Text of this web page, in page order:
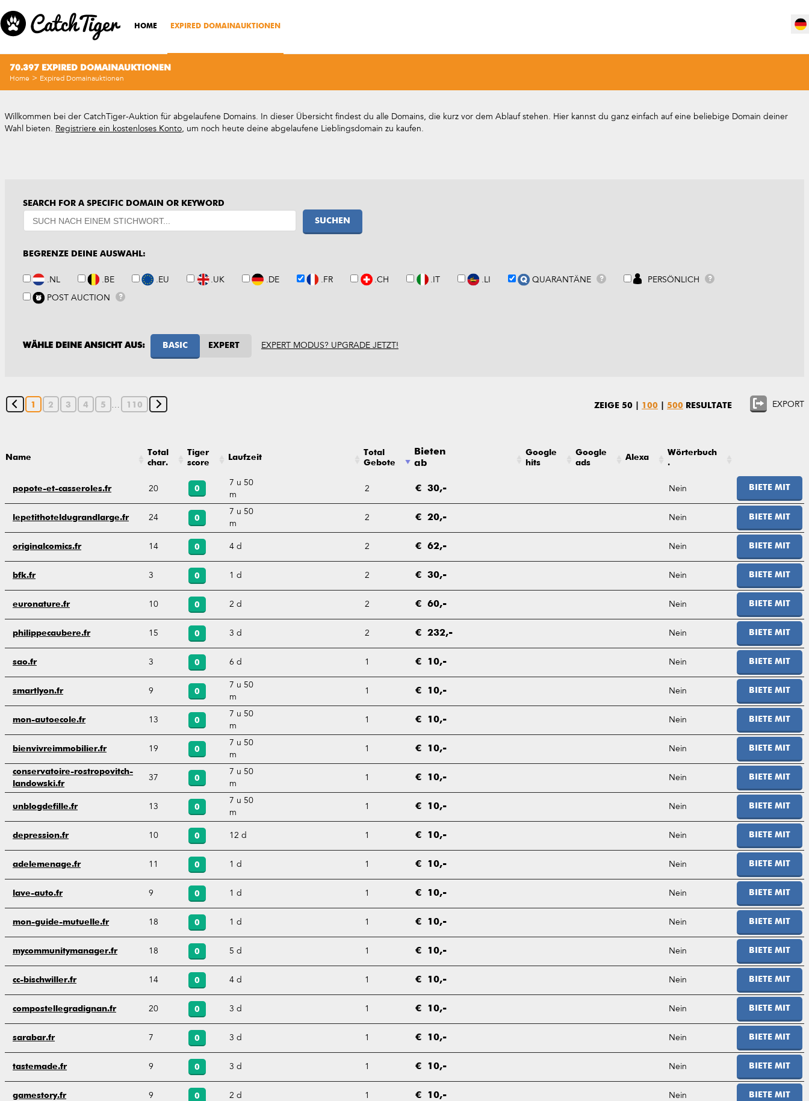
HOME EXPIRED DOMAINAUKTIONEN
70.397 EXPIRED DOMAINAUKTIONEN
Home > Expired Domainauktionen
Willkommen bei der CatchTiger-Auktion für abgelaufene Domains. In dieser Übersicht findest du alle Domains, die kurz vor dem Ablauf stehen. Hier kannst du ganz einfach auf eine beliebige Domain deiner
Wahl bieten. Registriere ein kostenloses Konto, um noch heute deine abgelaufene Lieblingsdomain zu kaufen.
SEARCH FOR A SPECIFIC DOMAIN OR KEYWORD
SUCHEN
BEGRENZE DEINE AUSWAHL:
.NL .BE .EU .UK .DE .FR .CH .IT .LI QUARANTÄNE ? PERSÖNLICH ?
POST AUCTION ?
WÄHLE DEINE ANSICHT AUS: BASIC EXPERT EXPERT MODUS? UPGRADE JETZT!
EXPORT
1 2 3 4 5 … 110 ZEIGE 50 100 500 RESULTATE
Name
Total
char.
Tiger
score
Laufzeit
Total
Gebote
Bieten
ab
Google
hits
Google
ads
Alexa
Wörterbuch
.
popote-et-casseroles.fr 20 0
7 u 50
m
2 € 30,- Nein BIETE MIT
lepetithoteldugrandlarge.fr 24 0
7 u 50
m
2 € 20,- Nein BIETE MIT
originalcomics.fr 14 0 4 d 2 € 62,- Nein BIETE MIT
bfk.fr 3 0 1 d 2 € 30,- Nein BIETE MIT
euronature.fr 10 0 2 d 2 € 60,- Nein BIETE MIT
philippecaubere.fr 15 0 3 d 2 € 232,- Nein BIETE MIT
sao.fr 3 0 6 d 1 € 10,- Nein BIETE MIT
smartlyon.fr 9 0
7 u 50
m
1 € 10,- Nein BIETE MIT
mon-autoecole.fr 13 0
7 u 50
m
1 € 10,- Nein BIETE MIT
bienvivreimmobilier.fr 19 0
7 u 50
m
1 € 10,- Nein BIETE MIT
conservatoire-rostropovitch-
landowski.fr
37 0
7 u 50
m
1 € 10,- Nein BIETE MIT
unblogdefille.fr 13 0
7 u 50
m
1 € 10,- Nein BIETE MIT
depression.fr 10 0 12 d 1 € 10,- Nein BIETE MIT
adelemenage.fr 11 0 1 d 1 € 10,- Nein BIETE MIT
lave-auto.fr 9 0 1 d 1 € 10,- Nein BIETE MIT
mon-guide-mutuelle.fr 18 0 1 d 1 € 10,- Nein BIETE MIT
mycommunitymanager.fr 18 0 5 d 1 € 10,- Nein BIETE MIT
cc-bischwiller.fr 14 0 4 d 1 € 10,- Nein BIETE MIT
compostellegradignan.fr 20 0 3 d 1 € 10,- Nein BIETE MIT
sarabar.fr 7 0 3 d 1 € 10,- Nein BIETE MIT
tastemade.fr 9 0 3 d 1 € 10,- Nein BIETE MIT
gamestory.fr 9 0 2 d 1 € 10,- Nein BIETE MIT